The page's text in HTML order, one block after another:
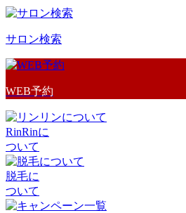
サロン検索
WEB予約
RinRinに
ついて
脱毛に
ついて